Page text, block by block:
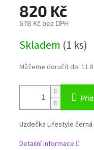
820 Kč
678 Kč bez DPH
cena:
Skladem (1 ks)
Můžeme doručit do:
Uzdečka Lifestyle černá
Detailní informace